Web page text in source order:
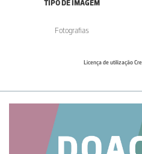
TIPO DE IMAGEM
Fotografias
Licença de utilização